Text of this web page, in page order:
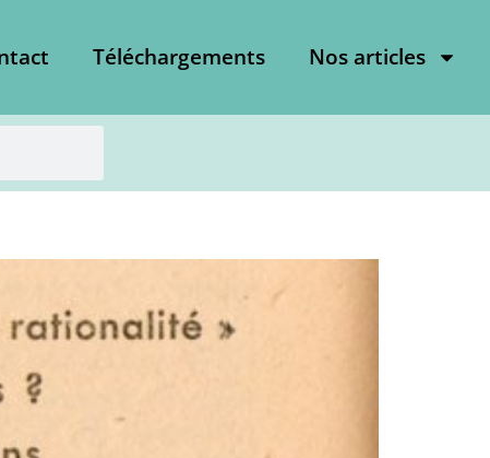
Téléchargements Nos articles